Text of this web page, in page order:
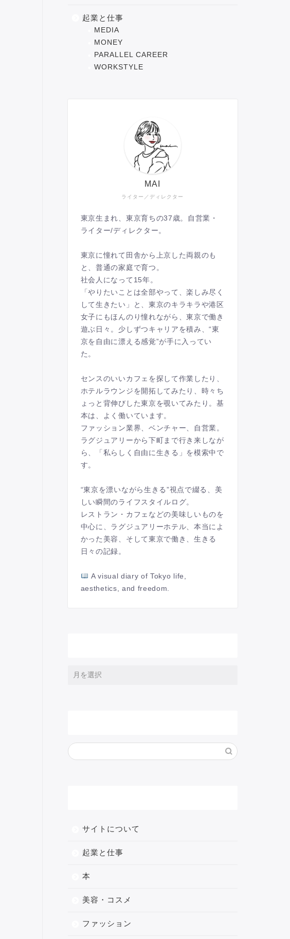
起業と仕事
MEDIA
MONEY
PARALLEL CAREER
WORKSTYLE
ライター／ディレクター
MAI
東京生まれ、東京育ちの37歳。自営業・
ライター/ディレクター。
東京に憧れて田舎から上京した両親のも
と、普通の家庭で育つ。
社会人になって15年。
「やりたいことは全部やって、楽しみ尽く
して生きたい」と、東京のキラキラや港区
女子にもほんのり憧れながら、東京で働き
遊ぶ日々。少しずつキャリアを積み、“東
京を自由に漂える感覚”が手に入ってい
た。
センスのいいカフェを探して作業したり、
ホテルラウンジを開拓してみたり、時々ち
ょっと背伸びした東京を覗いてみたり。基
本は、よく働いています。
ファッション業界、ベンチャー、自営業。
ラグジュアリーから下町まで行き来しなが
ら、「私らしく自由に生きる」を模索中で
す。
“東京を漂いながら生きる”視点で綴る、美
しい瞬間のライフスタイルログ。
レストラン・カフェなどの美味しいものを
中心に、ラグジュアリーホテル、本当によ
かった美容、そして東京で働き、生きる
日々の記録。
A visual diary of Tokyo life,
aesthetics, and freedom.
サイトについて
起業と仕事
本
美容・コスメ
ファッション